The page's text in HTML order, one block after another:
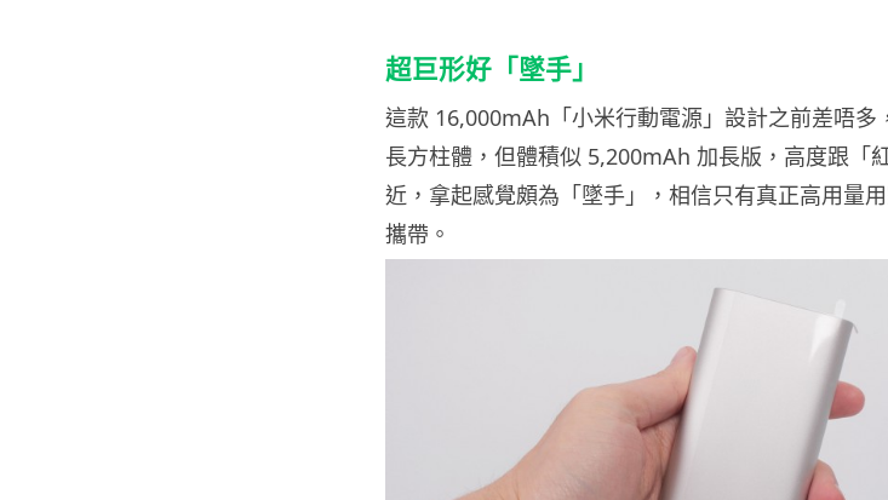
超巨形好「墜手」
這款 16,000mAh「小米行動電源」設計之前差唔多
長方柱體，但體積似 5,200mAh 加長版，高度跟「
近，拿起感覺頗為「墜手」，相信只有真正高用量
攜帶。